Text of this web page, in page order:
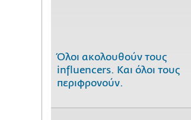
Όλοι ακολουθούν τους
influencers. Και όλοι τους
περιφρονούν.